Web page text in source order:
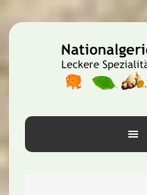
Hauptnavigation
Inhalt
Seitenspalte